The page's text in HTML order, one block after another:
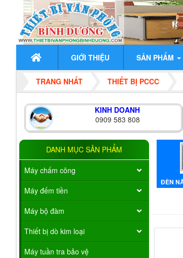
GIỚI THIỆU SẢN PHẨM
TRANG NHẤT THIẾT BỊ PCCC
KINH DOANH
0909 583 808
ĐÈN
DANH MỤC SẢN PHẨM
Máy chấm công
Máy đếm tiền
Máy bộ đàm
Thiết bị dò kim loại
Máy tuần tra bảo vệ